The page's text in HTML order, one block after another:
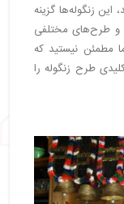
زنگوله‌ها گزینه
و طرح‌های مختلفی
مطمئن نیستید که
طرح زنگوله را